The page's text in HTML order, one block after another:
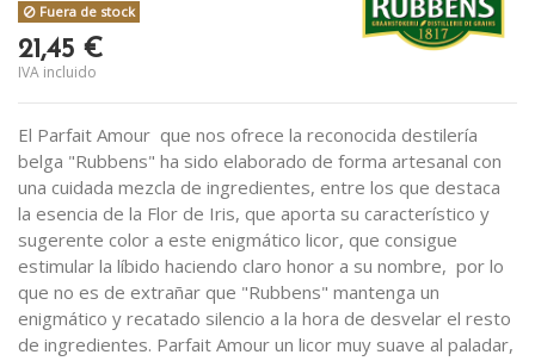
Fuera de stock
21,45 €
IVA incluido
El Parfait Amour que nos ofrece la reconocida destilería
belga "Rubbens" ha sido elaborado de forma artesanal con
una cuidada mezcla de ingredientes, entre los que destaca
la esencia de la Flor de Iris, que aporta su característico y
sugerente color a este enigmático licor, que consigue
estimular la líbido haciendo claro honor a su nombre, por lo
que no es de extrañar que "Rubbens" mantenga un
enigmático y recatado silencio a la hora de desvelar el resto
de ingredientes. Parfait Amour un licor muy suave al paladar,